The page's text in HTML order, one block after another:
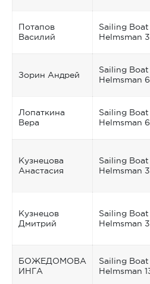
Потапов
Василий
Sailing Boat
Helmsman
Зорин Андрей
Sailing Boat
Helmsman 6
Лопаткина
Вера
Sailing Boat
Helmsman 6
Кузнецова
Анастасия
Sailing Boat
Helmsman
Кузнецов
Дмитрий
Sailing Boat
Helmsman
БОЖЕДОМОВА
ИНГА
Sailing Boat
Helmsman